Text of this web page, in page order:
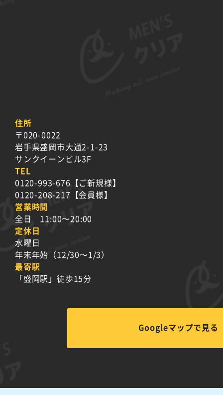
住所
〒020-0022
岩手県盛岡市大通2-1-23
サンクイーンビル3F
TEL
0120-993-676 【ご新規様】
0120-208-217 【会員様】
営業時間
全日 11:00～20:00
定休日
水曜日
年末年始（12/30～1/3）
最寄駅
「盛岡駅」徒歩15分
Googleマップで見る